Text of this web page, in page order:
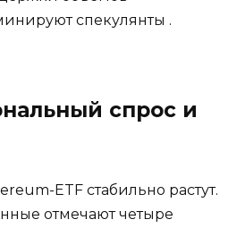
спекулянты .
спрос и
ETF стабильно растут.
отмечают четыре